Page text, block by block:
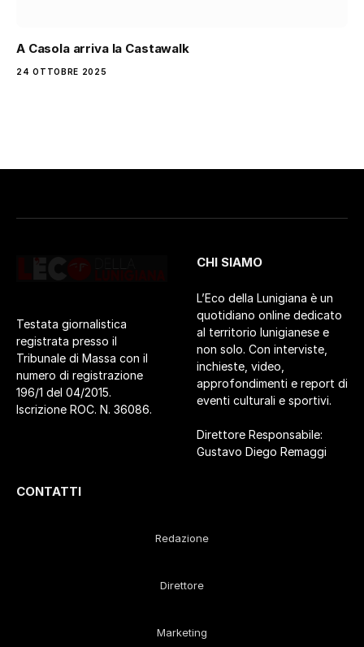
A Casola arriva la Castawalk
24 OTTOBRE 2025
Testata giornalistica
registrata presso il
Tribunale di Massa con il
numero di registrazione
196/1 del 04/2015.
Iscrizione ROC. N. 36086.
CHI SIAMO
L’Eco della Lunigiana è un
quotidiano online dedicato
al territorio lunigianese e
non solo. Con interviste,
inchieste, video,
approfondimenti e report di
eventi culturali e sportivi.
Direttore Responsabile:
Gustavo Diego Remaggi
CONTATTI
Redazione
Direttore
Marketing